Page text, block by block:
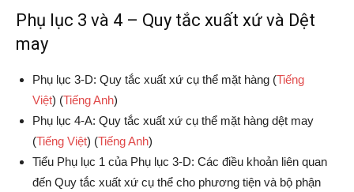
Phụ lục 3 và 4 – Quy tắc xuất xứ và Dệt
may
Phụ lục 3-D: Quy tắc xuất xứ cụ thể mặt hàng (Tiếng
Việt) (Tiếng Anh)
Phụ lục 4-A: Quy tắc xuất xứ cụ thể mặt hàng dệt may
(Tiếng Việt) (Tiếng Anh)
Tiểu Phụ lục 1 của Phụ lục 3-D: Các điều khoản liên quan
đến Quy tắc xuất xứ cụ thể cho phương tiện và bộ phận